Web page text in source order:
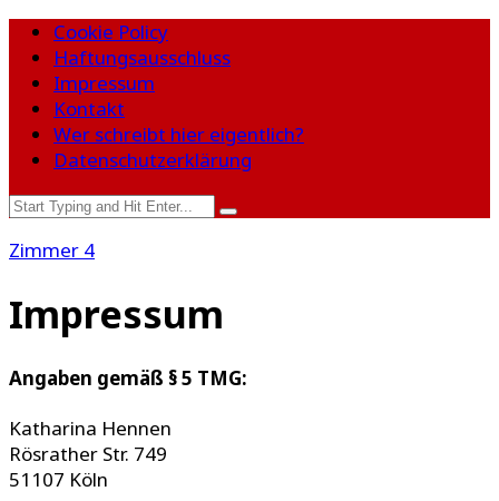
Cookie Policy
Haftungsausschluss
Impressum
Kontakt
Wer schreibt hier eigentlich?
Datenschutzerklärung
Zimmer 4
Impressum
Angaben gemäß § 5 TMG:
Katharina Hennen
Rösrather Str. 749
51107 Köln